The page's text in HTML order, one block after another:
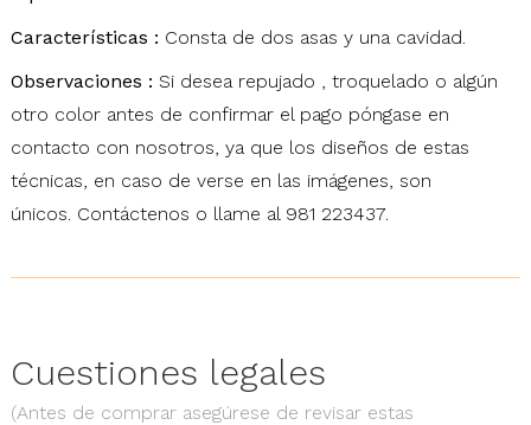
Características : Consta de dos asas y una cavidad.
Observaciones : Si desea repujado , troquelado o algún
otro color antes de confirmar el pago póngase en
contacto con nosotros, ya que los diseños de estas
técnicas, en caso de verse en las imágenes, son
únicos. Contáctenos o llame al 981 223437.
Cuestiones legales
(Antes de comprar asegúrese de revisar estas